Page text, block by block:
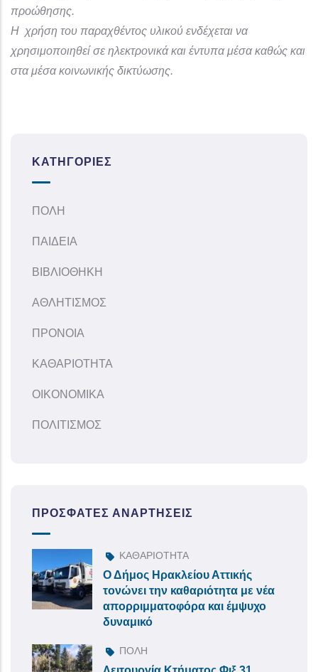
προώθησης.
Η χρήση του παραχθέντος υλικού ενδέχεται να
χρησιμοποιηθεί σε ηλεκτρονικά και έντυπα μέσα καθώς και
στα μέσα κοινωνικής δικτύωσης.
ΚΑΤΗΓΟΡΊΕΣ
ΠΟΛΗ
ΠΑΙΔΕΙΑ
ΒΙΒΛΙΟΘΗΚΗ
ΑΘΛΗΤΙΣΜΟΣ
ΠΡΟΝΟΙΑ
ΚΑΘΑΡΙΟΤΗΤΑ
ΟΙΚΟΝΟΜΙΚΑ
ΠΟΛΙΤΙΣΜΟΣ
ΠΡΌΣΦΑΤΕΣ ΑΝΑΡΤΉΣΕΙΣ
ΚΑΘΑΡΙΟΤΗΤΑ
Ο Δήμος Ηρακλείου Αττικής
τονώνει την καθαριότητα με νέα
απορριμματοφόρα και έμψυχο
δυναμικό
ΠΟΛΗ